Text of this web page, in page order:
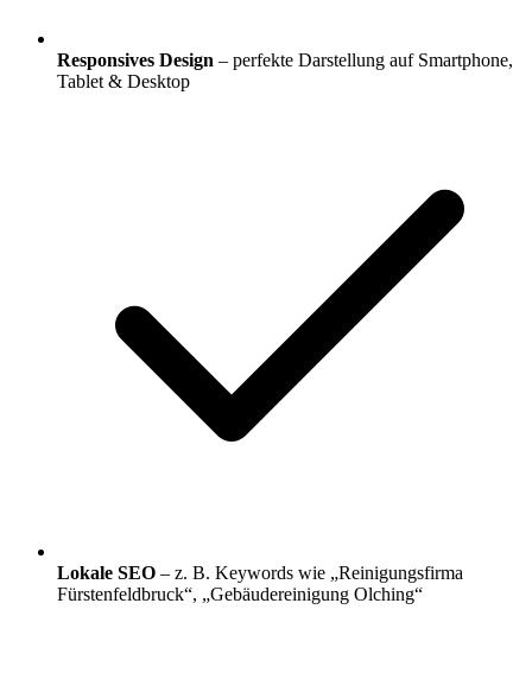
Responsives Design – perfekte Darstellung auf Smartphone,
Tablet & Desktop
Lokale SEO – z. B. Keywords wie „Reinigungsfirma
Fürstenfeldbruck“, „Gebäudereinigung Olching“